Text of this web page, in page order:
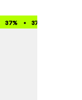
37% 37%